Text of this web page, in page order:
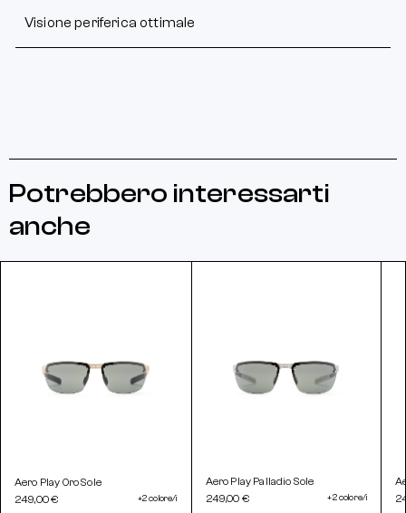
Visione periferica ottimale
Potrebbero interessarti
anche
Aero Play Oro Sole
249,00 €
+2 colore/i
Aero Play Palladio Sole
249,00 €
+2 colore/i